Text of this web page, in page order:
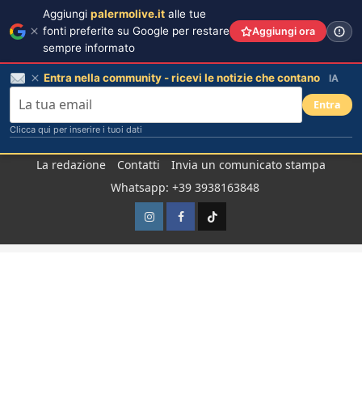
La redazione Contatti
Invia un comunicato stampa
Whatsapp: +39 3938163848
InstagramFacebook
TikTok
Aggiungi palermolive.it alle tue
fonti preferite su Google per restare
sempre informato
Aggiungi ora
Entra nella community - ricevi le notizie che contano IA
Entra
Clicca qui per inserire i tuoi dati